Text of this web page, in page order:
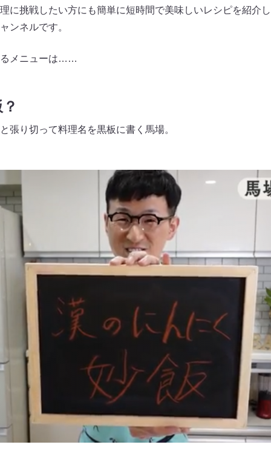
に挑戦したい方にも簡単に短時間で美味しいレシピを紹介
ンネルです。
るメニューは……
張り切って料理名を黒板に書く馬場。